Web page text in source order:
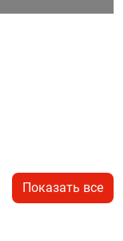
Показать все